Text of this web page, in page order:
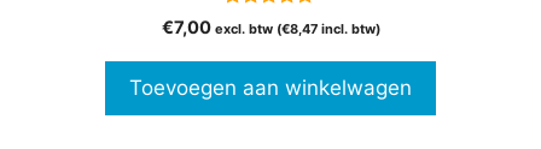
5.00
van 5
€7,00 excl. btw (€8,47incl. btw)
Toevoegen aan winkelwagen